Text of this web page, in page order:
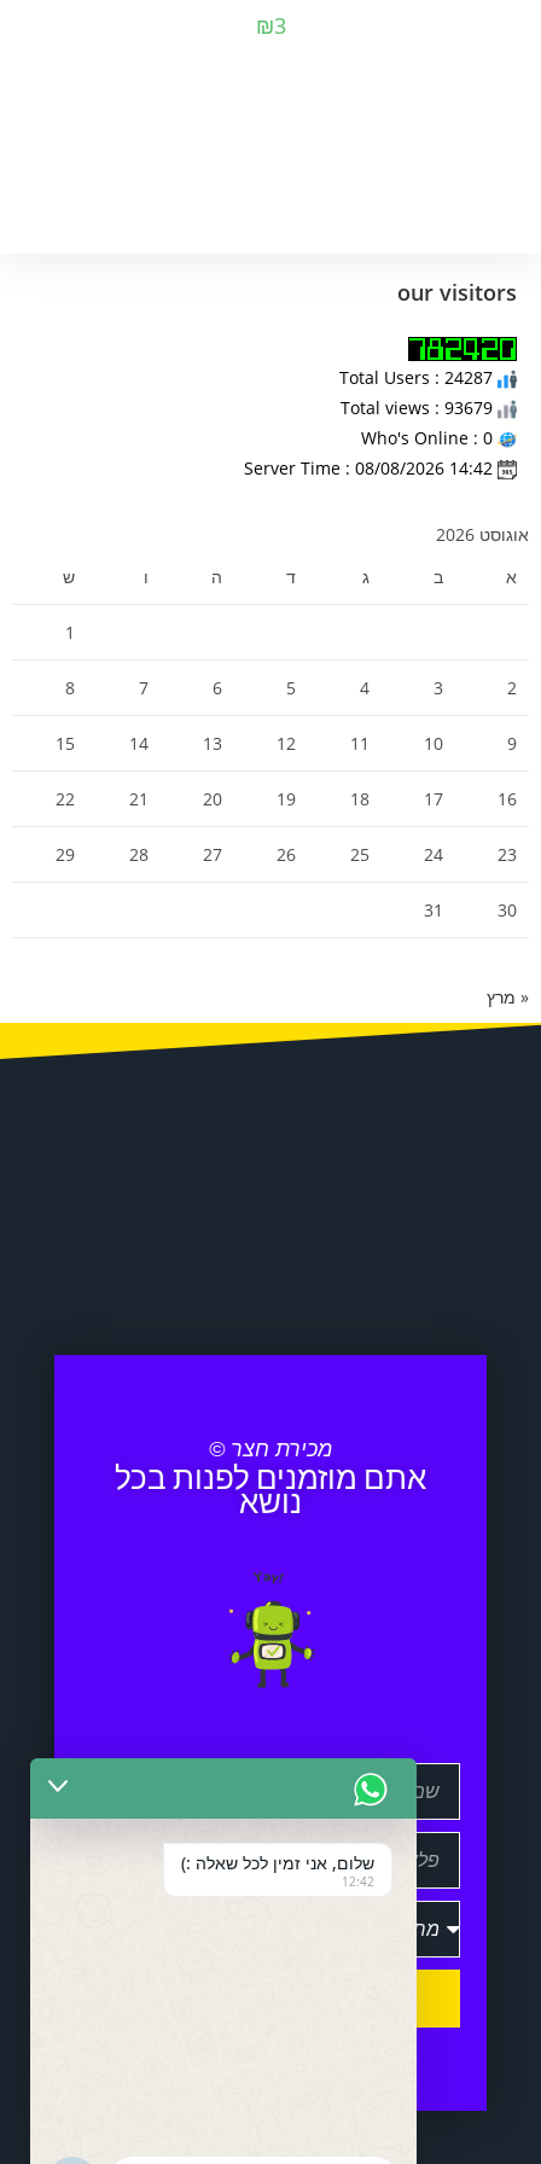
₪3
our visitors
אוגוסט 2026
א
ב ג ד ה ו ש
1
2
3
4
5
6
7
8
9
10
11
12
13
14
15
16
17
18
19
20
21
22
23
24
25
26
27
28
29
30
31
« מרץ
מכירת חצר ©
אתם מוזמנים לפנות בכל
נושא
שלום, אני זמין לכל שאלה :)
12:42